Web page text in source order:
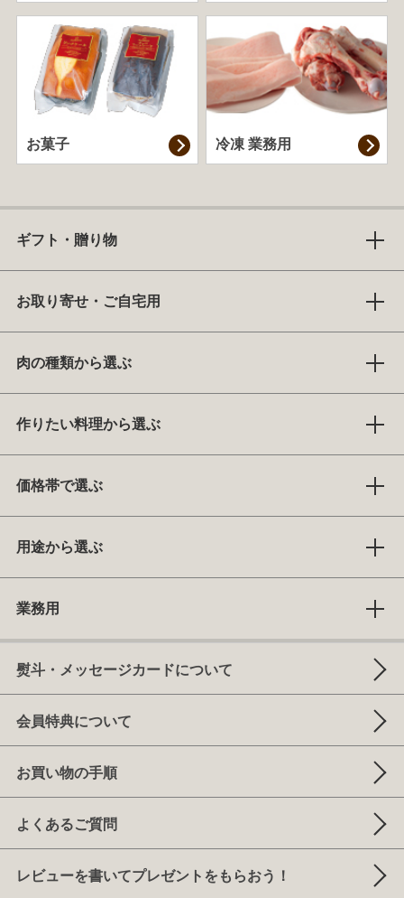
お菓子 冷凍 業務用
ギフト・贈り物
お取り寄せ・ご自宅用
肉の種類から選ぶ
作りたい料理から選ぶ
価格帯で選ぶ
用途から選ぶ
業務用
熨斗・メッセージカードについて
会員特典について
お買い物の手順
よくあるご質問
レビューを書いてプレゼントをもらおう！